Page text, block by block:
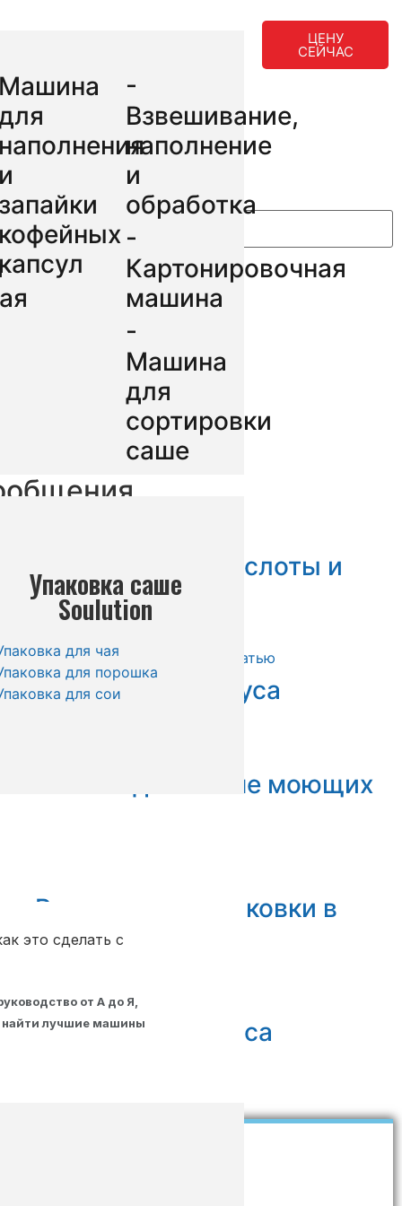
Машина
наполнения
и
запайки
кофейных
-
Взвешивание,
наполнение
и
обработка
-
Картонировочная
машина
-
Машина
для
сортировки
саше
Упаковка саше
Soulution
для чая
для порошка
для сои
это сделать с
от А до Я,
найти лучшие машины
ЦЕНУ
СЕЙЧАС
лимонной кислоты и
саше для соуса
жидких саше моющих
Решение для упаковки в
соевого соуса